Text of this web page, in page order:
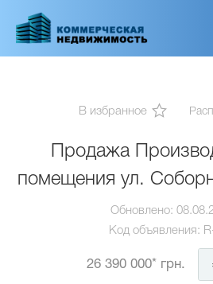
основному
В избранное
Продажа
помещения ул.
Обновлено:
Код объявления:
26 390 000* грн.